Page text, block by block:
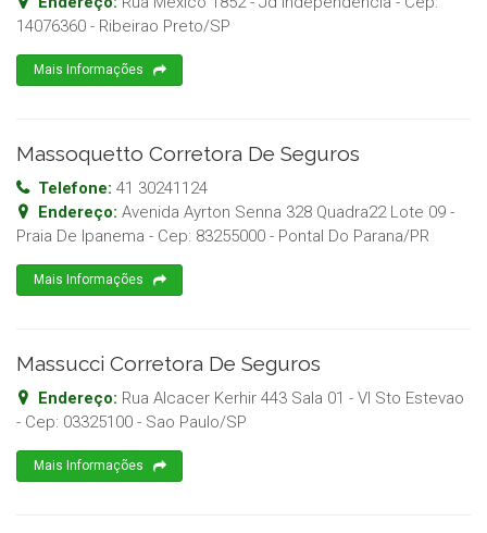
14076360 - Ribeirao Preto/SP
Mais Informações
Massoquetto Corretora De Seguros
Telefone: 41 30241124
Endereço: Avenida Ayrton Senna 328 Quadra22 Lote 09 -
Praia De Ipanema - Cep: 83255000 - Pontal Do Parana/PR
Mais Informações
Massucci Corretora De Seguros
Endereço: Rua Alcacer Kerhir 443 Sala 01 - Vl Sto Estevao
- Cep: 03325100 - Sao Paulo/SP
Mais Informações